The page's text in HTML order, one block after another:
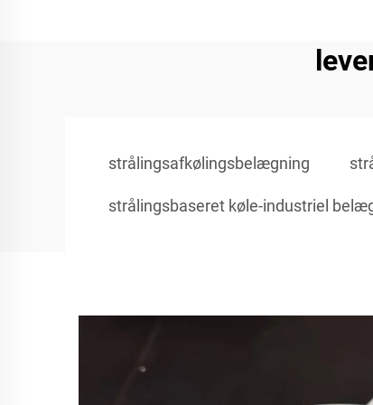
strålingsafkølingsbelægning
strålingsbaseret køle-industriel